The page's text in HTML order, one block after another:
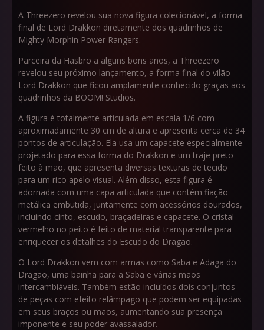
A Threezero revelou sua nova figura colecionável, a forma
final de Lord Drakkon diretamente dos quadrinhos de
Mighty Morphin Power Rangers.
Parceira da Hasbro a alguns bons anos, a Threezero
revelou seu próximo lançamento, a forma final do vilão
Lord Drakkon que ficou amplamente conhecido graças aos
quadrinhos da BOOM! Studios.
A figura é totalmente articulada em escala 1/6 com
aproximadamente 30 cm de altura e apresenta cerca de 34
pontos de articulação. Ela usa um capacete especialmente
projetado para essa forma do Drakkon e um traje preto
feito à mão, que apresenta diversas texturas de tecido
para um rico apelo visual. Além disso, esta figura é
adornada com uma capa articulada que contém fiação
metálica embutida, juntamente com acessórios dourados,
incluindo cinto, escudo, braçadeiras e capacete. O cristal
vermelho no peito é feito de material transparente para
enriquecer os detalhes do Escudo do Dragão.
O Lord Drakkon vem com armas como Saba e Adaga do
Dragão, uma bainha para a Saba e várias mãos
intercambiáveis. Também estão incluídos dois conjuntos
de peças com efeito relâmpago que podem ser equipadas
em seus braços ou mãos, aumentando sua presença
imponente e seu poder avassalador.